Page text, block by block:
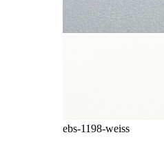
ebs-1198-weiss